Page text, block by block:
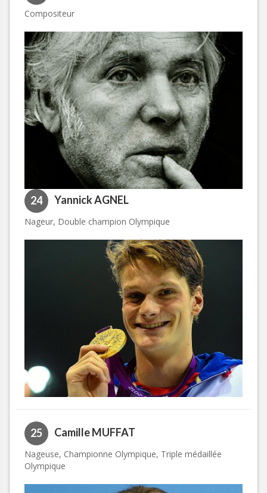
Compositeur
24 Yannick AGNEL
Nageur, Double champion Olympique
25 Camille MUFFAT
Nageuse, Championne Olympique, Triple médaillée
Olympique